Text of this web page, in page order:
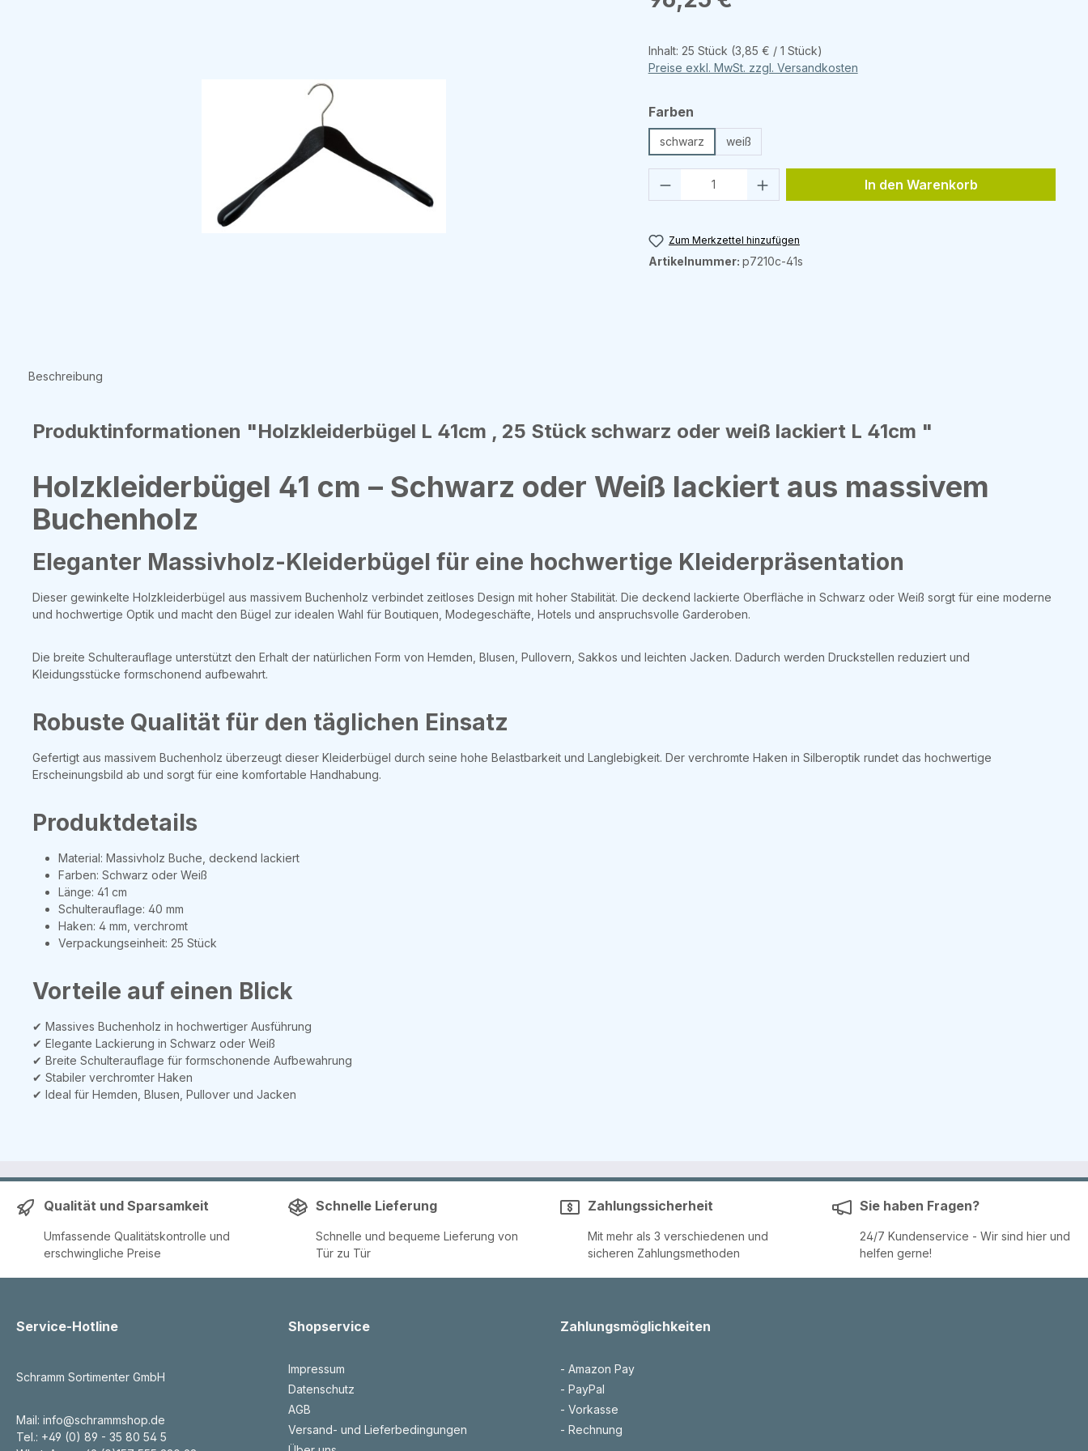
Inhalt: 25 Stück (3,85 € / 1 Stück)
Preise exkl. MwSt. zzgl. Versandkosten
Farbenauswählen
schwarz weiß
Produkt Anzahl: Gib den gewünschten Wert
In den Warenkorb
Zum Merkzettel hinzufügen
Artikelnummer: p7210c-41s
Beschreibung
Produktinformationen "Holzkleiderbügel L 41cm , 25 Stück schwarz oder weiß lackiert L 41cm "
Holzkleiderbügel 41 cm – Schwarz oder Weiß lackiert aus massivem
Buchenholz
Eleganter Massivholz-Kleiderbügel für eine hochwertige Kleiderpräsentation
Dieser gewinkelte Holzkleiderbügel aus massivem Buchenholz verbindet zeitloses Design mit hoher Stabilität. Die deckend lackierte Oberfläche in Schwarz oder Weiß sorgt für eine moderne
und hochwertige Optik und macht den Bügel zur idealen Wahl für Boutiquen, Modegeschäfte, Hotels und anspruchsvolle Garderoben.
Die breite Schulterauflage unterstützt den Erhalt der natürlichen Form von Hemden, Blusen, Pullovern, Sakkos und leichten Jacken. Dadurch werden Druckstellen reduziert und
Kleidungsstücke formschonend aufbewahrt.
Robuste Qualität für den täglichen Einsatz
Gefertigt aus massivem Buchenholz überzeugt dieser Kleiderbügel durch seine hohe Belastbarkeit und Langlebigkeit. Der verchromte Haken in Silberoptik rundet das hochwertige
Erscheinungsbild ab und sorgt für eine komfortable Handhabung.
Produktdetails
Material: Massivholz Buche, deckend lackiert
Farben: Schwarz oder Weiß
Länge: 41 cm
Schulterauflage: 40 mm
Haken: 4 mm, verchromt
Verpackungseinheit: 25 Stück
Vorteile auf einen Blick
✔ Massives Buchenholz in hochwertiger Ausführung
✔ Elegante Lackierung in Schwarz oder Weiß
✔ Breite Schulterauflage für formschonende Aufbewahrung
✔ Stabiler verchromter Haken
✔ Ideal für Hemden, Blusen, Pullover und Jacken
Qualität und Sparsamkeit
Umfassende Qualitätskontrolle und
erschwingliche Preise
Schnelle Lieferung
Schnelle und bequeme Lieferung von
Tür zu Tür
Zahlungssicherheit
Mit mehr als 3 verschiedenen und
sicheren Zahlungsmethoden
Sie haben Fragen?
24/7 Kundenservice - Wir sind hier und
helfen gerne!
Service-Hotline
Schramm Sortimenter GmbH
Mail: info@schrammshop.de
Tel.: +49 (0) 89 - 35 80 54 5
Shopservice
Impressum
Datenschutz
AGB
Versand- und Lieferbedingungen
Zahlungsmöglichkeiten
- Amazon Pay
- PayPal
- Vorkasse
- Rechnung